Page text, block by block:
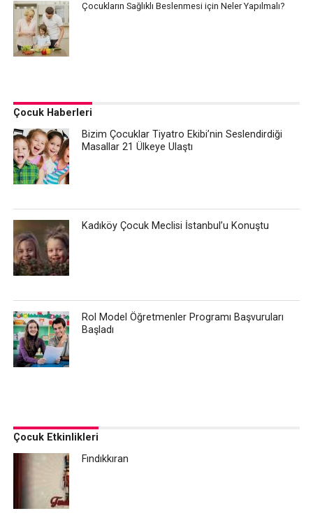
Çocukların Sağlıklı Beslenmesi için Neler Yapılmalı?
Çocuk Haberleri
Bizim Çocuklar Tiyatro Ekibi’nin Seslendirdiği
Masallar 21 Ülkeye Ulaştı
Kadıköy Çocuk Meclisi İstanbul’u Konuştu
Rol Model Öğretmenler Programı Başvuruları
Başladı
Çocuk Etkinlikleri
Fındıkkıran